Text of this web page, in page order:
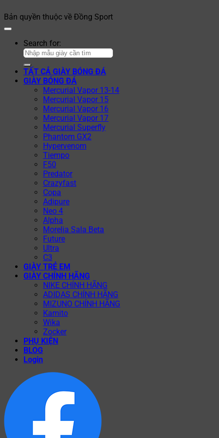
Bản quyền thuộc về Đồng Sport
Search for:
TẤT CẢ GIÀY BÓNG ĐÁ
GIÀY BÓNG ĐÁ
Mercurial Vapor 13-14
Mercurial Vapor 15
Mercurial Vapor 16
Mercurial Vapor 17
Mercurial Superfly
Phantom GX2
Hypervenom
Tiempo
F50
Predator
Crazyfast
Copa
Adipure
Neo 4
Alpha
Morelia Sala Beta
Future
Ultra
C3
GIÀY TRẺ EM
GIÀY CHÍNH HÃNG
NIKE CHÍNH HÃNG
ADIDAS CHÍNH HÃNG
MIZUNO CHÍNH HÃNG
Kamito
Wika
Zocker
PHỤ KIỆN
BLOG
Login